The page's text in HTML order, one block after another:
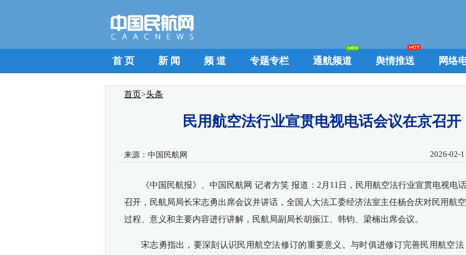
首 页 新 闻 频 道 专题专栏 通航频道 舆情推送 网络
首页>头条
民用航空法行业宣贯电视电话会议在京召开
来源： 中国民航网 2026-02-
《中国民航报》、 中国民航网 记者方笑 报道： 2月11日，民用航空法行业宣贯电视电
召开，民航局局长宋志勇出席会议并讲话，全国人大法工委经济法室主任杨合庆对民用航
过程、意义和主要内容进行讲解，民航局副局长胡振江、韩钧、梁楠出席会议。
宋志勇指出，要深刻认识民用航空法修订的重要意义。与时俱进修订完善民用航空法